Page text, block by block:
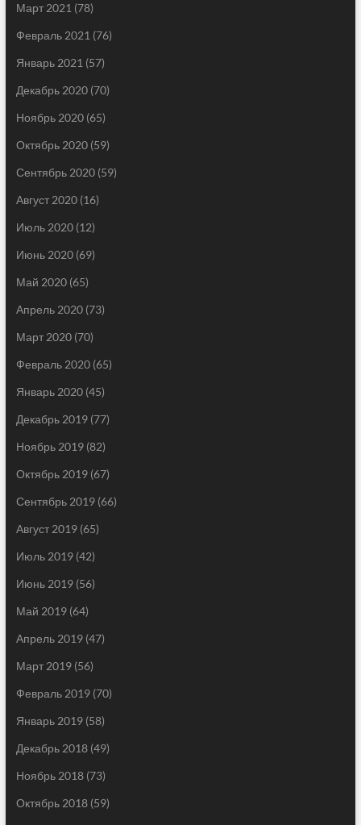
Март 2021 (78)
Февраль 2021 (76)
Январь 2021 (57)
Декабрь 2020(70)
Ноябрь 2020(65)
Октябрь 2020(59)
Сентябрь 2020(59)
Август 2020(16)
Июль 2020(12)
Июнь 2020(69)
Май 2020(65)
Апрель 2020(73)
Март 2020(70)
Февраль 2020(65)
Январь 2020(45)
Декабрь 2019(77)
Ноябрь 2019(82)
Октябрь 2019(67)
Сентябрь 2019(66)
Август 2019(65)
Июль 2019(42)
Июнь 2019(56)
Май 2019(64)
Апрель 2019(47)
Март 2019(56)
Февраль 2019(70)
Январь 2019(58)
Декабрь 2018(49)
Ноябрь 2018(73)
Октябрь 2018(59)